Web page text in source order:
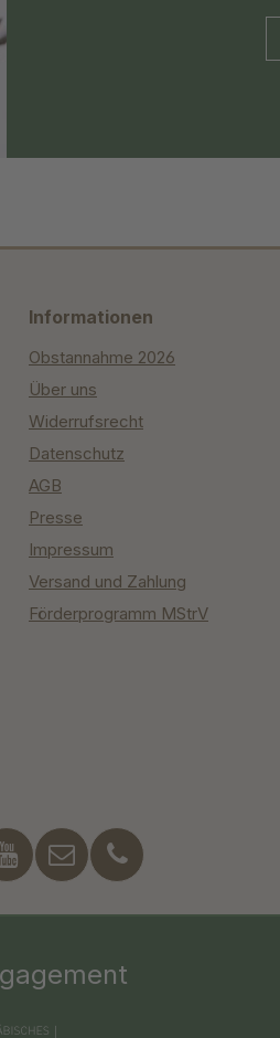
Informationen
Obstannahme 2026
Über uns
Widerrufsrecht
Datenschutz
AGB
Presse
Impressum
Versand und Zahlung
Förderprogramm MStrV